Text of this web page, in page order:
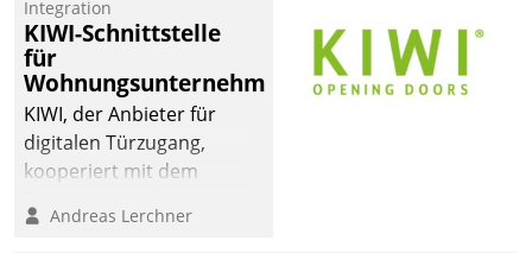
Integration
KIWI-Schnittstelle
für
Wohnungsunternehmen
KIWI, der Anbieter für
digitalen Türzugang,
kooperiert mit dem
Softwareentwicklungshaus
Andreas Lerchner